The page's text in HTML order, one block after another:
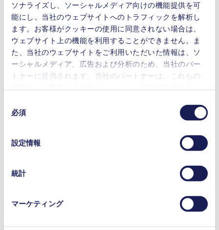
ソナライズし、ソーシャルメディア向けの機能提供を可
能にし、当社のウェブサイトへのトラフィックを解析し
ます。お客様がクッキーの使用に同意されない場合は、
ウェブサイト上の機能を利用することができません。ま
た、当社のウェブサイトをご利用いただいた情報は、ソ
ーシャルメディア、広告および分析のため、当社のパー
トナーに提供されます。当社のパートナーは、これらの
データと組み合わせる場合があります。お客様の同意登
録は、ウェブサイトの末尾に記載されている「Cookies」
をクリックし、チェックマークを外していただけば、い
つでも取り消すことができます。
保存期間の詳細については、当社の[プライバシーポリシ
必須
設定情報
統計
マーケティング
KNFの新世代真空ポンプはラボで必要とする人にとってぴ
ったりと合います。これは当社のカスタマーがカスタマイズ
した真空システムを自分たちで作り、これには環境にやさし
く、溶剤リカバリーや薬品に対する信頼できる保護を可能と
します、とCorné Valkenburgは説明します。
システムの心臓部は新型LABOPORT® ベースポンプで、コ
プです。パワフルなベースポンプは環境によりやさしいシス
テムへと広げることができます。セパレーター、高出力コン
および向上したシステムコンポーネントのおかげで、
LABOPORT®は幅広いラボアプリケーションで使用可能に
真空を常に制御する
新型 LABOPORT® シリーズの最新版は見本市で本当に目玉